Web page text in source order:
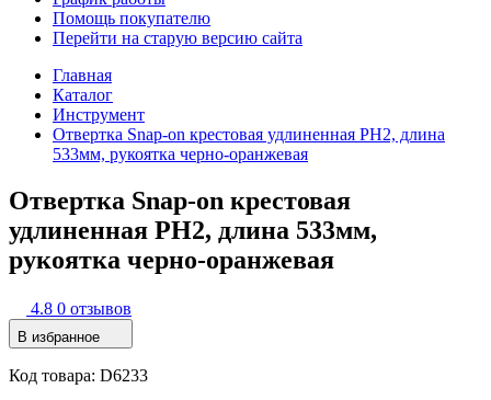
Помощь покупателю
Перейти на старую версию сайта
Главная
Каталог
Инструмент
Отвертка Snap-on крестовая удлиненная РН2, длина
533мм, рукоятка черно-оранжевая
Отвертка Snap-on крестовая
удлиненная РН2, длина 533мм,
рукоятка черно-оранжевая
4.8 0 отзывов
В избранное
Код товара: D6233